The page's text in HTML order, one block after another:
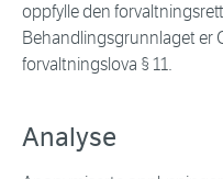
oppfylle den
Behandlingsgrunnlaget er
forvaltningslova § 11.
Analyse